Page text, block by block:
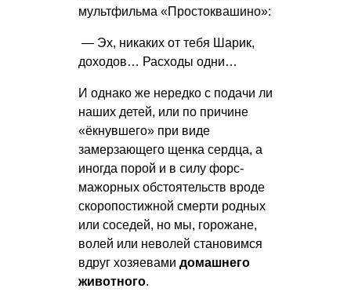
мультфильма «Простоквашино»:
— Эх, никаких от тебя Шарик,
доходов… Расходы одни…
И однако же нередко с подачи ли
наших детей, или по причине
«ёкнувшего» при виде
замерзающего щенка сердца, а
иногда порой и в силу форс-
мажорных обстоятельств вроде
скоропостижной смерти родных
или соседей, но мы, горожане,
волей или неволей становимся
вдруг хозяевами домашнего
животного.